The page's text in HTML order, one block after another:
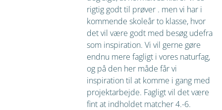
rigtig godt til prøver . men vi har i
kommende skoleår to klasse, hvor
det vil være godt med besøg udefra
som inspiration. Vi vil gerne gøre
endnu mere fagligt i vores naturfag,
og på den her måde får vi
inspiration til at komme i gang med
projektarbejde. Fagligt vil det være
fint at indholdet matcher 4.-6.